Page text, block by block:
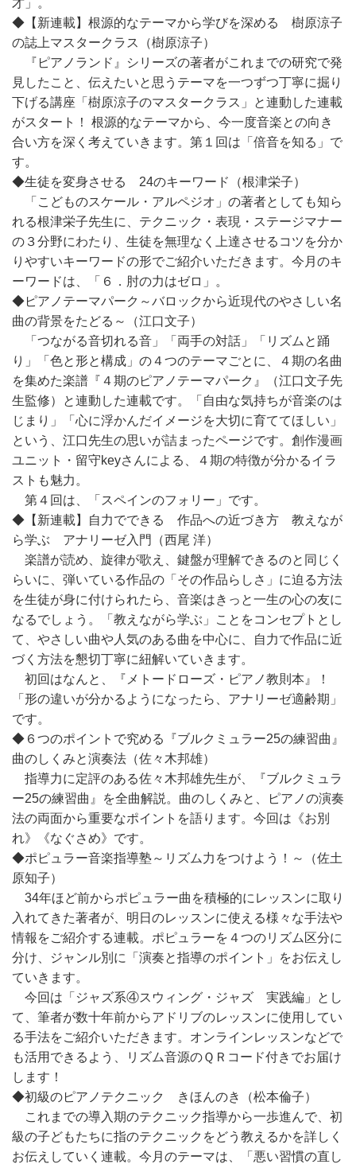
才」。
◆【新連載】根源的なテーマから学びを深める 樹原涼子
の誌上マスタークラス（樹原涼子）
『ピアノランド』シリーズの著者がこれまでの研究で発
見したこと、伝えたいと思うテーマを一つずつ丁寧に掘り
下げる講座「樹原涼子のマスタークラス」と連動した連載
がスタート！ 根源的なテーマから、今一度音楽との向き
合い方を深く考えていきます。第１回は「倍音を知る」で
す。
◆生徒を変身させる 24のキーワード（根津栄子）
「こどものスケール・アルペジオ」の著者としても知ら
れる根津栄子先生に、テクニック・表現・ステージマナー
の３分野にわたり、生徒を無理なく上達させるコツを分か
りやすいキーワードの形でご紹介いただきます。今月のキ
ーワードは、「６．肘の力はゼロ」。
◆ピアノテーマパーク～バロックから近現代のやさしい名
曲の背景をたどる～（江口文子）
「つながる音切れる音」「両手の対話」「リズムと踊
り」「色と形と構成」の４つのテーマごとに、４期の名曲
を集めた楽譜『４期のピアノテーマパーク』（江口文子先
生監修）と連動した連載です。「自由な気持ちが音楽のは
じまり」「心に浮かんだイメージを大切に育ててほしい」
という、江口先生の思いが詰まったページです。創作漫画
ユニット・留守keyさんによる、４期の特徴が分かるイラ
ストも魅力。
第４回は、「スペインのフォリー」です。
◆【新連載】自力でできる 作品への近づき方 教えなが
ら学ぶ アナリーゼ入門（西尾 洋）
楽譜が読め、旋律が歌え、鍵盤が理解できるのと同じく
らいに、弾いている作品の「その作品らしさ」に迫る方法
を生徒が身に付けられたら、音楽はきっと一生の心の友に
なるでしょう。「教えながら学ぶ」ことをコンセプトとし
て、やさしい曲や人気のある曲を中心に、自力で作品に近
づく方法を懇切丁寧に紐解いていきます。
初回はなんと、『メトードローズ・ピアノ教則本』！
「形の違いが分かるようになったら、アナリーゼ適齢期」
です。
◆６つのポイントで究める『ブルクミュラー25の練習曲』
曲のしくみと演奏法（佐々木邦雄）
指導力に定評のある佐々木邦雄先生が、『ブルクミュラ
ー25の練習曲』を全曲解説。曲のしくみと、ピアノの演奏
法の両面から重要なポイントを語ります。今回は《お別
れ》《なぐさめ》です。
◆ポピュラー音楽指導塾～リズム力をつけよう！～（佐土
原知子）
34年ほど前からポピュラー曲を積極的にレッスンに取り
入れてきた著者が、明日のレッスンに使える様々な手法や
情報をご紹介する連載。ポピュラーを４つのリズム区分に
分け、ジャンル別に「演奏と指導のポイント」をお伝えし
ていきます。
今回は「ジャズ系④スウィング・ジャズ 実践編」とし
て、筆者が数十年前からアドリブのレッスンに使用してい
る手法をご紹介いただきます。オンラインレッスンなどで
も活用できるよう、リズム音源のＱＲコード付きでお届け
します！
◆初級のピアノテクニック きほんのき（松本倫子）
これまでの導入期のテクニック指導から一歩進んで、初
級の子どもたちに指のテクニックをどう教えるかを詳しく
お伝えしていく連載。今月のテーマは、「悪い習慣の直し